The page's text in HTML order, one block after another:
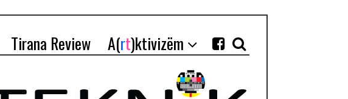
Tirana Review A(rt)ktivizëm